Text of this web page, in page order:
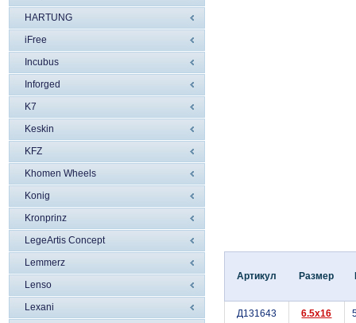
HARTUNG
iFree
Incubus
Inforged
K7
Keskin
KFZ
Khomen Wheels
Konig
Kronprinz
LegeArtis Concept
Lemmerz
Lenso
Lexani
Артикул Размер
Д131643 6.5x16